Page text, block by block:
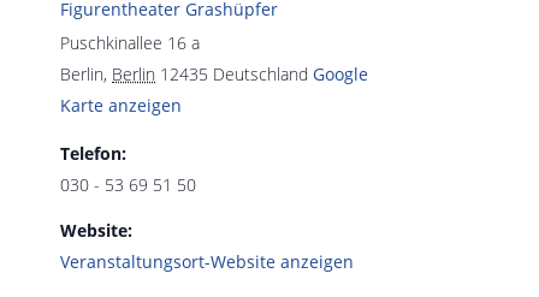
Figurentheater Grashüpfer
Puschkinallee 16 a
Berlin, Berlin 12435 Deutschland Google
Karte anzeigen
Telefon:
030 - 53 69 51 50
Website:
Veranstaltungsort-Website anzeigen